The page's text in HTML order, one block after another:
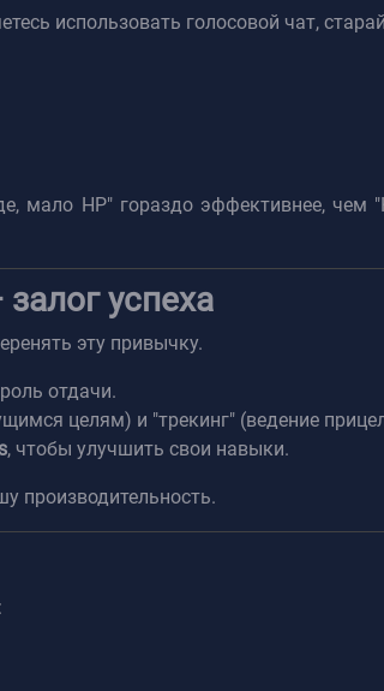
использовать голосовой чат,
мало HP" гораздо эффективнее, чем
успеха
эту привычку.
отдачи.
целям) и "трекинг" (ведение
, чтобы улучшить свои навыки.
производительность.